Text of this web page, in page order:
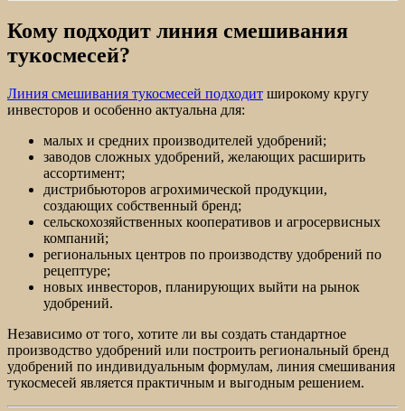
Кому подходит линия смешивания
тукосмесей?
Линия смешивания тукосмесей подходит широкому кругу
инвесторов и особенно актуальна для:
малых и средних производителей удобрений;
заводов сложных удобрений, желающих расширить
ассортимент;
дистрибьюторов агрохимической продукции,
создающих собственный бренд;
сельскохозяйственных кооперативов и агросервисных
компаний;
региональных центров по производству удобрений по
рецептуре;
новых инвесторов, планирующих выйти на рынок
удобрений.
Независимо от того, хотите ли вы создать стандартное
производство удобрений или построить региональный бренд
удобрений по индивидуальным формулам, линия смешивания
тукосмесей является практичным и выгодным решением.